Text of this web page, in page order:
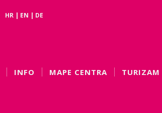
HR | EN | DE
INFO MAPE CENTRA TURIZAM